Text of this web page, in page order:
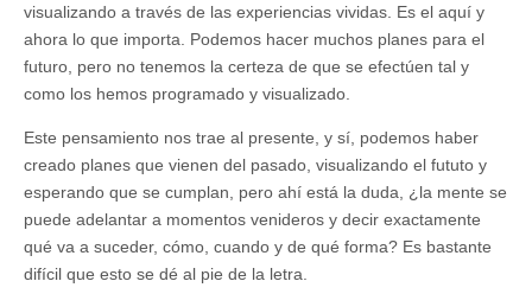
visualizando a través de las experiencias vividas. Es el aquí y
ahora lo que importa. Podemos hacer muchos planes para el
futuro, pero no tenemos la certeza de que se efectúen tal y
como los hemos programado y visualizado.
Este pensamiento nos trae al presente, y sí, podemos haber
creado planes que vienen del pasado, visualizando el fututo y
esperando que se cumplan, pero ahí está la duda, ¿la mente se
puede adelantar a momentos venideros y decir exactamente
qué va a suceder, cómo, cuando y de qué forma? Es bastante
difícil que esto se dé al pie de la letra.